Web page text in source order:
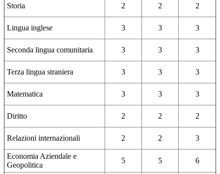
Storia 2 2 2
Lingua inglese 3 3 3
Seconda lingua comunitaria 3 3 3
Terza lingua straniera 3 3 3
Matematica 3 3 3
Diritto 2 2 2
Relazioni internazionali 2 2 3
Economia Aziendale e
Geopolitica
5 5 6